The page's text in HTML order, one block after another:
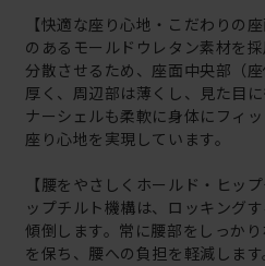
【快適な座り心地・こだわりの
のあるモールドウレタン素材を
分散させるため、座面中央部（
厚く、周辺部は薄くし、見た目
ナーシェルも柔軟に身体にフィ
座り心地を実現しています。
【腰をやさしくホールド・ヒッ
ップチルト機構は、ロッキング
傾倒します。常に腰部をしっか
を保ち、腰への負担を軽減します